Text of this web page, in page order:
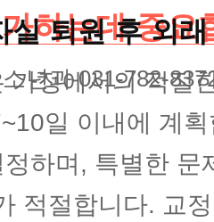
클리닉
클리닉
하는데 중요
년과 031-782-
실 퇴원 후 외
가정에서의 적절
일 이내에 계
하며, 특별한 문
적절합니다. 교